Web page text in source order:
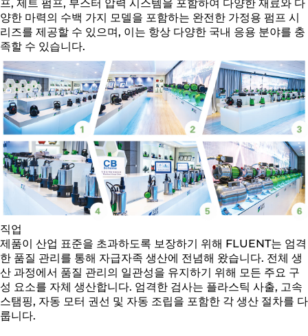
프, 제트 펌프, 부스터 압력 시스템을 포함하여 다양한 재료와 다
양한 마력의 수백 가지 모델을 포함하는 완전한 가정용 펌프 시
리즈를 제공할 수 있으며, 이는 항상 다양한 국내 응용 분야를 충
족할 수 있습니다.
직업
제품이 산업 표준을 초과하도록 보장하기 위해 FLUENT는 엄격
한 품질 관리를 통해 자급자족 생산에 전념해 왔습니다. 전체 생
산 과정에서 품질 관리의 일관성을 유지하기 위해 모든 주요 구
성 요소를 자체 생산합니다. 엄격한 검사는 플라스틱 사출, 고속
스탬핑, 자동 모터 권선 및 자동 조립을 포함한 각 생산 절차를 다
룹니다.